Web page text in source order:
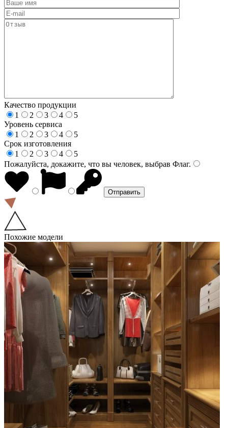
Качество продукции
1
2 3 4
5
Уровень сервиса
1
2 3 4
5
Срок изготовления
1
2 3 4
5
Пожалуйста, докажите, что вы человек, выбрав Флаг.
Похожие модели